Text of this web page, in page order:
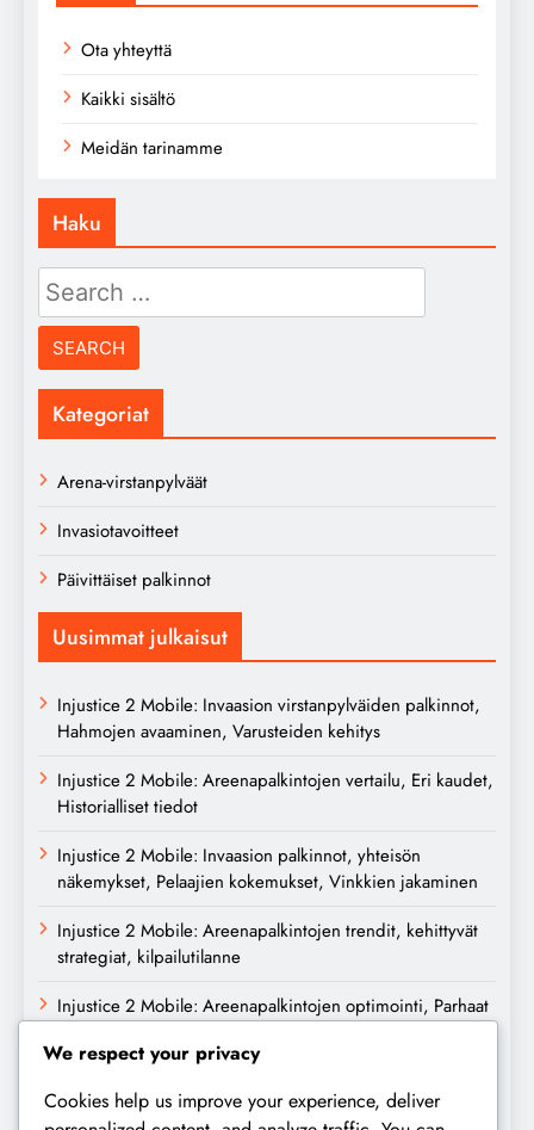
Ota yhteyttä
Kaikki sisältö
Meidän tarinamme
Haku
Search
for:
Kategoriat
Arena-virstanpylväät
Invasiotavoitteet
Päivittäiset palkinnot
Uusimmat julkaisut
Injustice 2 Mobile: Invaasion virstanpylväiden palkinnot,
Hahmojen avaaminen, Varusteiden kehitys
Injustice 2 Mobile: Areenapalkintojen vertailu, Eri kaudet,
Historialliset tiedot
Injustice 2 Mobile: Invaasion palkinnot, yhteisön
näkemykset, Pelaajien kokemukset, Vinkkien jakaminen
Injustice 2 Mobile: Areenapalkintojen trendit, kehittyvät
strategiat, kilpailutilanne
Injustice 2 Mobile: Areenapalkintojen optimointi, Parhaat
Arkisto
We respect your privacy
Cookies help us improve your experience, deliver